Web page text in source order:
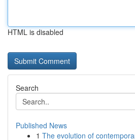
HTML is disabled
Search
Published News
1 The evolution of